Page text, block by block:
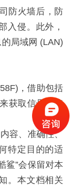
防火墙后，防
入侵。此外，
局域网 (LAN)
，借助包括
获取信号。接
容、准确性、
特定目的的适
鲨”会保留对本
。本文档相关